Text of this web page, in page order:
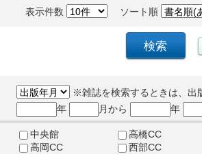
表示件数 ソート順
※雑誌を検索するときは、出
年
月から 年
中央館
高橋CC
高岡CC
西部CC